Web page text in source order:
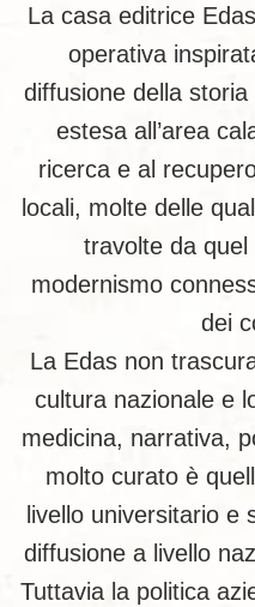
La casa editrice
operativa
diffusione della
estesa all’area
ricerca e al
locali, molte delle
travolte da
modernismo
dei
La Edas non
cultura nazionale e
medicina, narrativa,
molto curato è
livello universitario e
diffusione a livello
Tuttavia la politica